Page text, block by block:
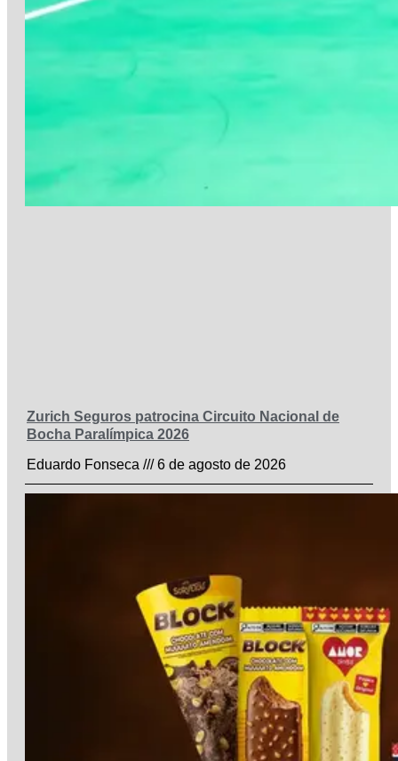
Zurich Seguros patrocina Circuito Nacional de
Bocha Paralímpica 2026
Eduardo Fonseca
6 de agosto de 2026